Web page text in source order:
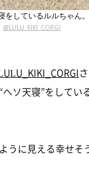
をしているルルちゃん。
@LULU_KIKI_CORGI
ソ天寝”をして
うに見える幸せ